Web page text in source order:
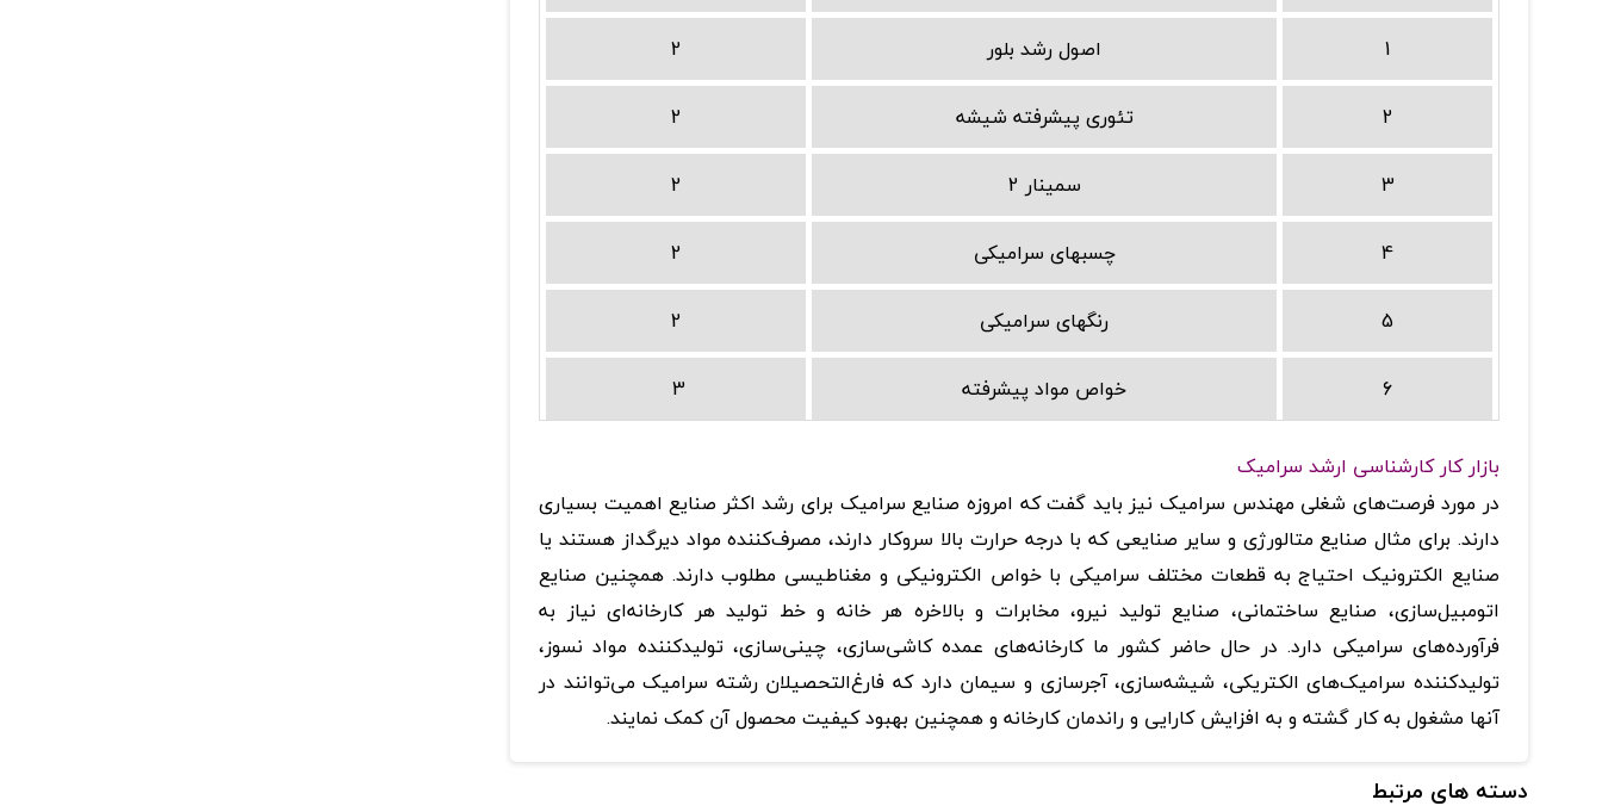
1 اصول رشد بلور 2
2 تئوری پیشرفته شیشه 2
3 سمینار 2 2
4 چسبهای سرامیکی 2
5 رنگهای سرامیکی 2
6 خواص مواد پیشرفته 3
بازار کار کارشناسی ارشد سرامیک
در مورد فرصت‌های‌ شغلی‌ مهندس‌ سرامیک‌ نیز باید گفت‌ که‌ امروزه‌ صنایع‌ سرامیک‌ برای‌ رشد اکثر صنایع‌ اهمیت‌ بسیاری‌
دارند. برای‌ مثال‌ صنایع‌ متالورژی و سایر صنایعی‌ که‌ با درجه‌ حرارت‌ بالا سروکار دارند، مصرف‌کننده‌ مواد دیرگداز هستند یا
صنایع‌ الکترونیک‌ احتیاج‌ به‌ قطعات‌ مختلف‌ سرامیکی‌ با خواص‌ الکترونیکی‌ و مغناطیسی‌ مطلوب‌ دارند. همچنین‌ صنایع‌
اتومبیل‌سازی‌، صنایع‌ ساختمانی‌، صنایع‌ تولید نیرو، مخابرات‌ و بالاخره‌ هر خانه‌ و خط‌ تولید هر کارخانه‌ای‌ نیاز به‌
فرآورده‌های‌ سرامیکی‌ دارد. در حال‌ حاضر کشور ما کارخانه‌های‌ عمده‌ کاشی‌سازی‌، چینی‌سازی‌، تولیدکننده‌ مواد نسوز،
تولیدکننده‌ سرامیک‌های‌ الکتریکی‌، شیشه‌سازی‌، آجرسازی‌ و سیمان‌ دارد‌ که‌ فارغ‌التحصیلان‌ رشته‌ سرامیک‌ می‌توانند در
آنها مشغول‌ به‌ کار گشته‌ و به‌ افزایش‌ کارایی‌ و راندمان‌ کارخانه‌ و همچنین‌ بهبود کیفیت‌ محصول‌ آن‌ کمک‌ نمایند.
دسته های مرتبط